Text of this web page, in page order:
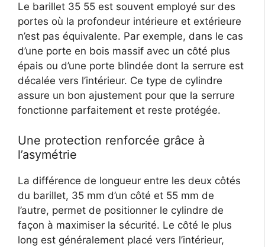
Le barillet 35 55 est souvent employé sur des
portes où la profondeur intérieure et extérieure
n’est pas équivalente. Par exemple, dans le cas
d’une porte en bois massif avec un côté plus
épais ou d’une porte blindée dont la serrure est
décalée vers l’intérieur. Ce type de cylindre
assure un bon ajustement pour que la serrure
fonctionne parfaitement et reste protégée.
Une protection renforcée grâce à
l’asymétrie
La différence de longueur entre les deux côtés
du barillet, 35 mm d’un côté et 55 mm de
l’autre, permet de positionner le cylindre de
façon à maximiser la sécurité. Le côté le plus
long est généralement placé vers l’intérieur,